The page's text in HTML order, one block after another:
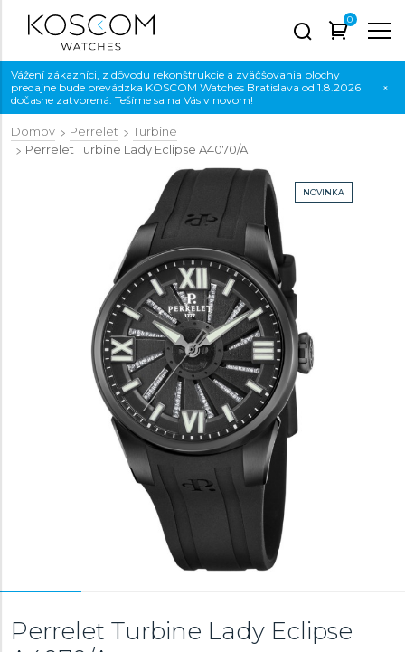
0
Vážení zákazníci, z dôvodu rekonštrukcie a zväčšovania plochy
predajne bude prevádzka KOSCOM Watches Bratislava od 1.8.2026
dočasne zatvorená. Tešíme sa na Vás v novom!
×
Domov Perrelet
Turbine
Perrelet Turbine Lady Eclipse A4070/A
NOVINKA
Perrelet Turbine Lady Eclipse